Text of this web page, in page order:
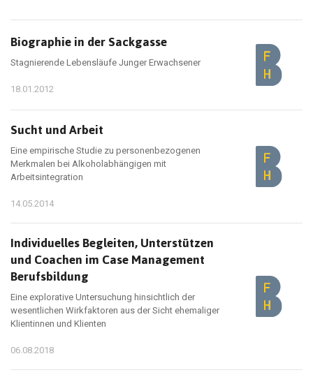
Biographie in der Sackgasse
Stagnierende Lebensläufe Junger Erwachsener
18.01.2012
Sucht und Arbeit
Eine empirische Studie zu personenbezogenen
Merkmalen bei Alkoholabhängigen mit
Arbeitsintegration
14.05.2014
Individuelles Begleiten, Unterstützen
und Coachen im Case Management
Berufsbildung
Eine explorative Untersuchung hinsichtlich der
wesentlichen Wirkfaktoren aus der Sicht ehemaliger
Klientinnen und Klienten
06.08.2018